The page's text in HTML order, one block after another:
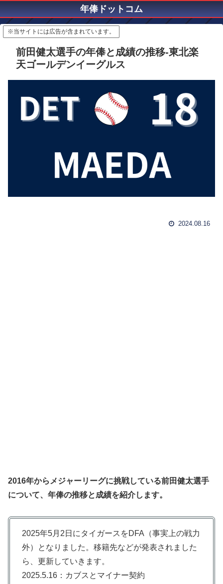
年俸ドットコム
※当サイトには広告が含まれています。
前田健太選手の年俸と成績の推移-東北楽
天ゴールデンイーグルス
2024.08.16
2016年からメジャーリーグに挑戦している前田健太選手
について、年俸の推移と成績を紹介します。
2025年5月2日にタイガースをDFA（事実上の戦力
外）となりました。移籍先などが発表されました
ら、更新していきます。
2025.5.16：カブスとマイナー契約